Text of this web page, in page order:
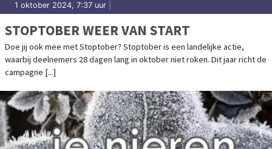
1 oktober 2024, 7:37 uur
STOPTOBER WEER VAN START
Doe jij ook mee met Stoptober? Stoptober is een landelijke actie,
waarbij deelnemers 28 dagen lang in oktober niet roken. Dit jaar richt de
campagne [...]